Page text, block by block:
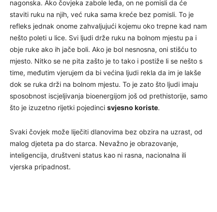
nagonska. Ako čovjeka zabole leđa, on ne pomisli da će
staviti ruku na njih, već ruka sama kreće bez pomisli. To je
refleks jednak onome zahvaljujući kojemu oko trepne kad nam
nešto poleti u lice. Svi ljudi drže ruku na bolnom mjestu pa i
obje ruke ako ih jače boli. Ako je bol nesnosna, oni stišću to
mjesto. Nitko se ne pita zašto je to tako i postiže li se nešto s
time, međutim vjerujem da bi većina ljudi rekla da im je lakše
dok se ruka drži na bolnom mjestu. To je zato što ljudi imaju
sposobnost iscjeljivanja bioenergijom još od prethistorije, samo
što je izuzetno rijetki pojedinci svjesno koriste.
Svaki čovjek može liječiti dlanovima bez obzira na uzrast, od
malog djeteta pa do starca. Nevažno je obrazovanje,
inteligencija, društveni status kao ni rasna, nacionalna ili
vjerska pripadnost.